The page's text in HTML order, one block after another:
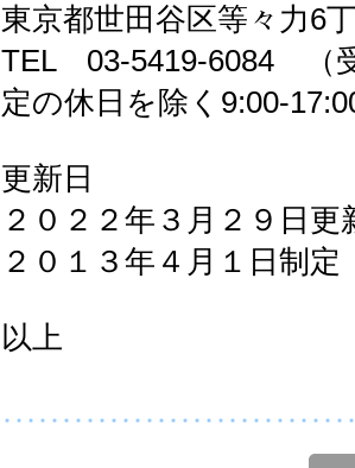
東京都世田谷区等々力6
TEL 03-5419-6084 （
定の休日を除く9:00-
更新日
２０２２年３月２９日更
２０１３年４月１日制定
以上